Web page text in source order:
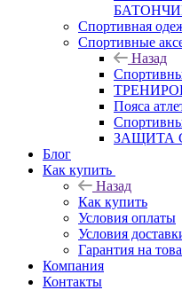
Спортивная
Спортивные
Назад
Пояса
ЗАЩИТА
Блог
Как купить
Назад
Как купить
Условия оплаты
Условия
Гарантия на
Компания
Контакты